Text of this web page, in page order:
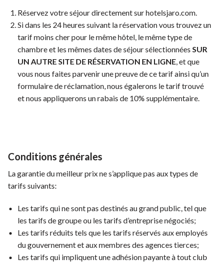
Réservez votre séjour directement sur hotelsjaro.com.
Si dans les 24 heures suivant la réservation vous trouvez un
tarif moins cher pour le même hôtel, le même type de
chambre et les mêmes dates de séjour sélectionnées SUR
UN AUTRE SITE DE RÉSERVATION EN LIGNE, et que
vous nous faites parvenir une preuve de ce tarif ainsi qu’un
formulaire de réclamation, nous égalerons le tarif trouvé
et nous appliquerons un rabais de 10% supplémentaire.
Conditions générales
La garantie du meilleur prix ne s’applique pas aux types de
tarifs suivants:
Les tarifs qui ne sont pas destinés au grand public, tel que
les tarifs de groupe ou les tarifs d’entreprise négociés;
Les tarifs réduits tels que les tarifs réservés aux employés
du gouvernement et aux membres des agences tierces;
Les tarifs qui impliquent une adhésion payante à tout club